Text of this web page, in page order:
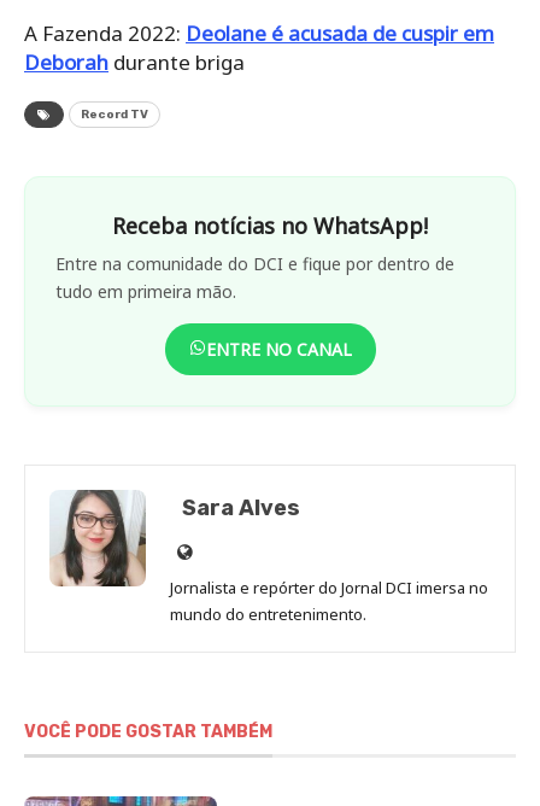
A Fazenda 2022: Deolane é acusada de cuspir em
Deborah durante briga
Record TV
Receba notícias no WhatsApp!
Entre na comunidade do DCI e fique por dentro de
tudo em primeira mão.
ENTRE NO CANAL
Sara Alves
Site
de
Sara
Jornalista e repórter do Jornal DCI imersa no
mundo do entretenimento.
VOCÊ PODE GOSTAR TAMBÉM